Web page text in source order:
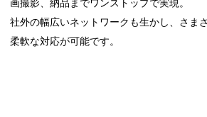
画撮影、納品までワンストップで実現。
社外の幅広いネットワークも生かし、さま
柔軟な対応が可能です。